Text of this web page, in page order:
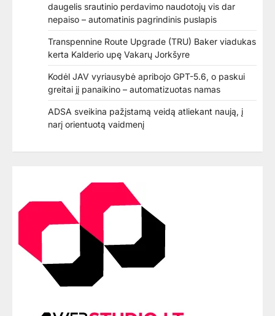
daugelis srautinio perdavimo naudotojų vis dar
nepaiso – automatinis pagrindinis puslapis
Transpennine Route Upgrade (TRU) Baker viadukas
kerta Kalderio upę Vakarų Jorkšyre
Kodėl JAV vyriausybė apribojo GPT-5.6, o paskui
greitai jį panaikino – automatizuotas namas
ADSA sveikina pažįstamą veidą atliekant naują, į
narį orientuotą vaidmenį